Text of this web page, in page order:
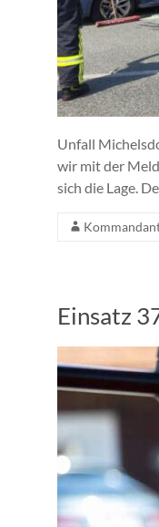
Unfall
wir mit der
sich die Lage.
Einsatz